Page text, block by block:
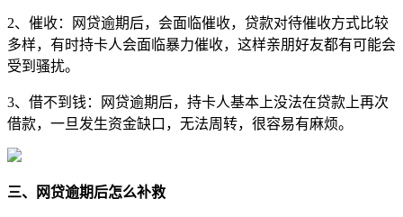
2、催收：网贷逾期后，会面临催收，贷款对待催收方式比较
多样，有时持卡人会面临暴力催收，这样亲朋好友都有可能会
受到骚扰。
3、借不到钱：网贷逾期后，持卡人基本上没法在贷款上再次
借款，一旦发生资金缺口，无法周转，很容易有麻烦。
三、网贷逾期后怎么补救